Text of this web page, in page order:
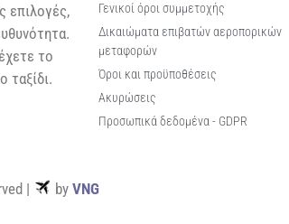
επιλογές,
το
ταξίδι.
Γενικοί όροι συμμετοχής
Δικαιώματα επιβατών αεροπορικών
μεταφορών
Όροι και προϋποθέσεις
Ακυρώσεις
Προσωπικά δεδομένα - GDPR
| by VNG